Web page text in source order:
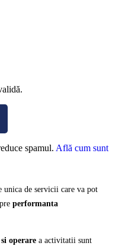
spamul. Află cum sunt
unica de servicii care va pot
performanta
operare a activitatii sunt